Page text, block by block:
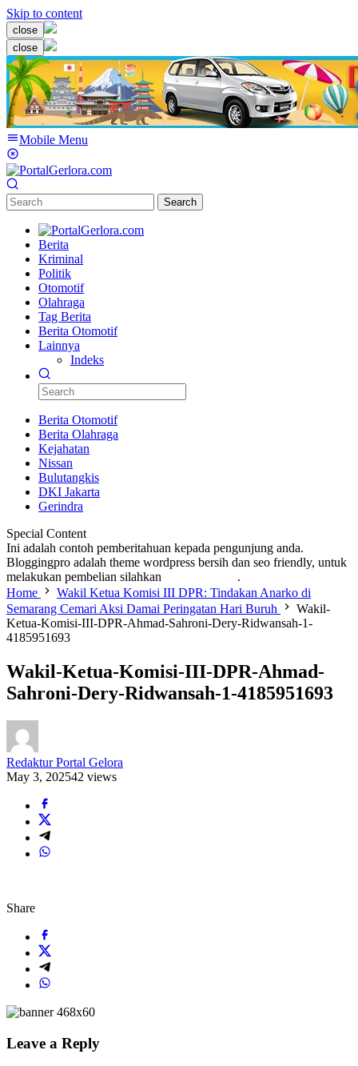
Skip to content
close
close
Mobile Menu
Search
Berita
Kriminal
Politik
Otomotif
Olahraga
Tag Berita
Berita Otomotif
Lainnya
Indeks
Berita Otomotif
Berita Olahraga
Kejahatan
Nissan
Bulutangkis
DKI Jakarta
Gerindra
Special Content
Ini adalah contoh pemberitahuan kepada pengunjung anda.
Bloggingpro adalah theme wordpress bersih dan seo friendly, untuk
melakukan pembelian silahkan
.
Home
Wakil Ketua Komisi III DPR: Tindakan Anarko di
Semarang Cemari Aksi Damai Peringatan Hari Buruh
Wakil-
Ketua-Komisi-III-DPR-Ahmad-Sahroni-Dery-Ridwansah-1-
4185951693
Wakil-Ketua-Komisi-III-DPR-Ahmad-
Sahroni-Dery-Ridwansah-1-4185951693
Redaktur Portal Gelora
May 3, 202542 views
Share
Leave a Reply